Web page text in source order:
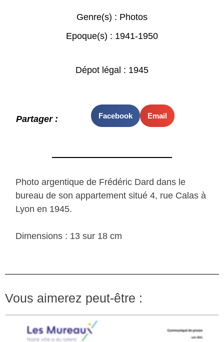
Genre(s) : Photos
Epoque(s) : 1941-1950
Dépot légal : 1945
Partager : Facebook Email
Photo argentique de Frédéric Dard dans le
bureau de son appartement situé 4, rue Calas à
Lyon en 1945.
Dimensions : 13 sur 18 cm
Vous aimerez peut-être :